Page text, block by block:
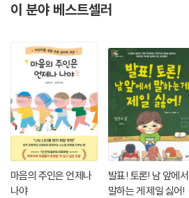
이 분야 베스트셀러
마음의 주인은 언제나
나야
발표! 토론! 남 앞에서
말하는 게 제일 싫어!